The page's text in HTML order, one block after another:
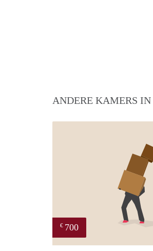
ANDERE KAMERS IN
€ 700